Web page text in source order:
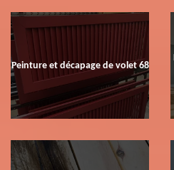
Peinture et décapage de volet 68